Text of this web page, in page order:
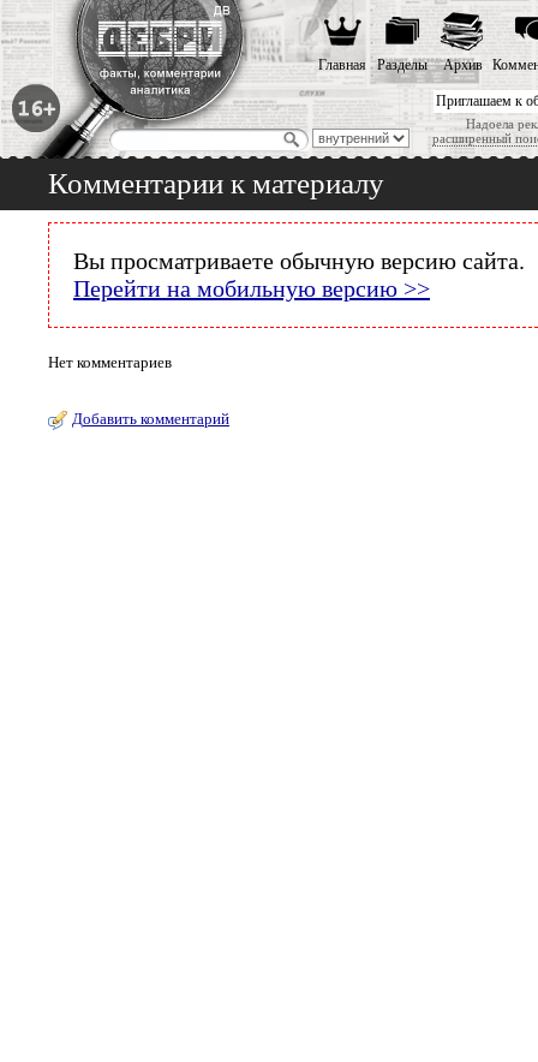
Приглашаем к
Надоела
расширенный
Главная Разделы Архив
Комментарии к материалу
Вы просматриваете обычную версию сайта.
Перейти на мобильную версию >>
Нет комментариев
Добавить комментарий